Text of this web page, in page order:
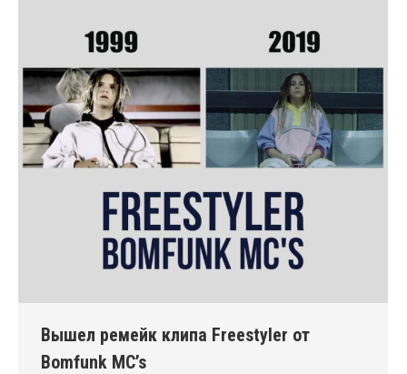
Вышел ремейк клипа Freestyler от
Bomfunk MC’s